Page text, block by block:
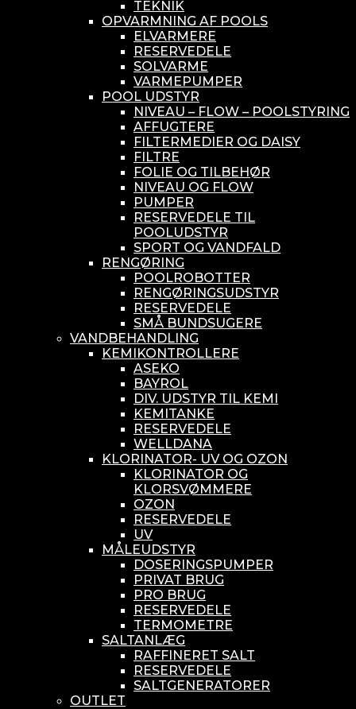
TEKNIK
OPVARMNING AF POOLS
ELVARMERE
RESERVEDELE
SOLVARME
VARMEPUMPER
POOL UDSTYR
NIVEAU – FLOW – POOLSTYRING
AFFUGTERE
FILTERMEDIER OG DAISY
FILTRE
FOLIE OG TILBEHØR
NIVEAU OG FLOW
PUMPER
RESERVEDELE TIL
POOLUDSTYR
SPORT OG VANDFALD
RENGØRING
POOLROBOTTER
RENGØRINGSUDSTYR
RESERVEDELE
SMÅ BUNDSUGERE
VANDBEHANDLING
KEMIKONTROLLERE
ASEKO
BAYROL
DIV. UDSTYR TIL KEMI
KEMITANKE
RESERVEDELE
WELLDANA
KLORINATOR- UV OG OZON
KLORINATOR OG
KLORSVØMMERE
OZON
RESERVEDELE
UV
MÅLEUDSTYR
DOSERINGSPUMPER
PRIVAT BRUG
PRO BRUG
RESERVEDELE
TERMOMETRE
SALTANLÆG
RAFFINERET SALT
RESERVEDELE
SALTGENERATORER
OUTLET